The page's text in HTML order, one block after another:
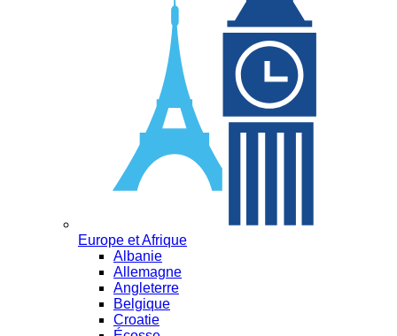
Europe et Afrique
Albanie
Allemagne
Angleterre
Belgique
Croatie